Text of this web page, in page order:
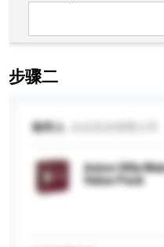
步骤二
收件人
Aston Villa
Value Pack